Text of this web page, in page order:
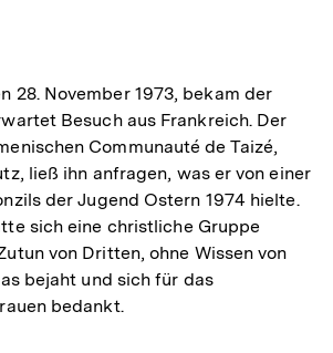
28. November 1973, bekam der
Besuch aus Frankreich. Der
Communauté de Taizé,
ließ ihn anfragen, was er von einer
der Jugend Ostern 1974 hielte.
sich eine christliche Gruppe
von Dritten, ohne Wissen von
bejaht und sich für das
bedankt.